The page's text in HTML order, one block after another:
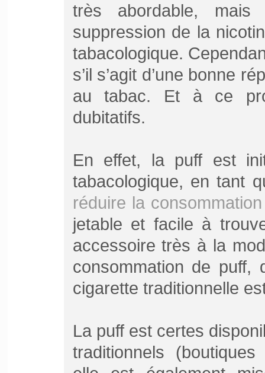
très abordable,
suppression de la
tabacologique.
s’il s’agit d’une bonne
au tabac. Et à ce
dubitatifs.
En effet, la puff est
tabacologique, en tant
réduire la
jetable et facile à
accessoire très à la
consommation de puff,
cigarette traditionnelle
La puff est certes
traditionnels